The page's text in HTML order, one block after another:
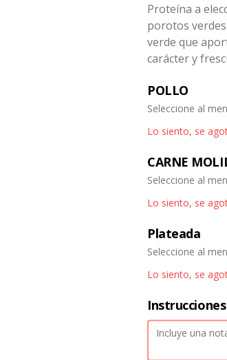
Proteína a
porotos
verde que
carácter y
POLLO
Seleccione al
Lo siento, se
CARNE
Seleccione al
Lo siento, se
Plateada
Seleccione al
Lo siento, se